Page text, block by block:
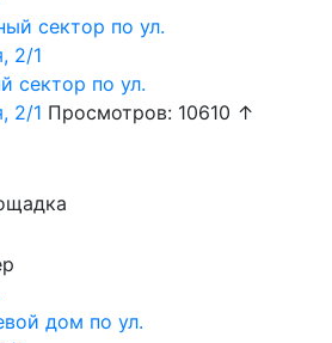
сектор по ул.
2/1 Просмотров: 10610 ↑